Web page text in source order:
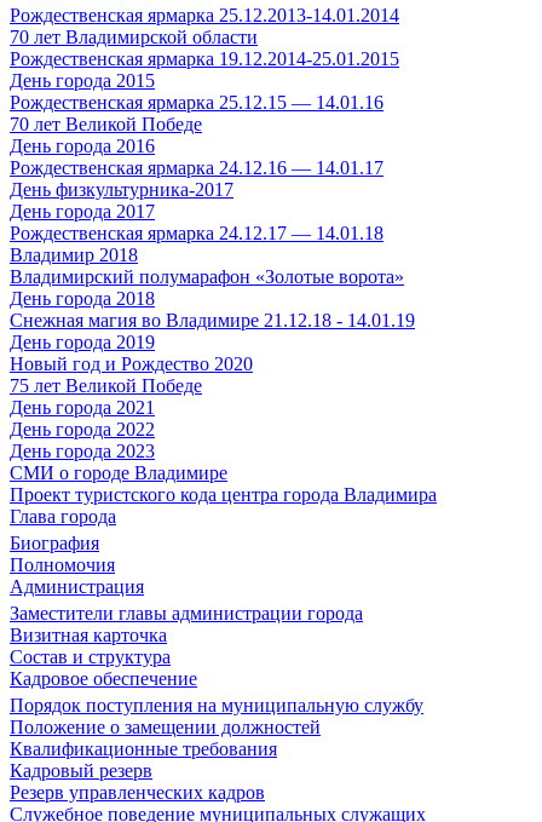
Рождественская ярмарка 25.12.2013-14.01.2014
70 лет Владимирской области
Рождественская ярмарка 19.12.2014-25.01.2015
День города 2015
Рождественская ярмарка 25.12.15 — 14.01.16
70 лет Великой Победе
День города 2016
Рождественская ярмарка 24.12.16 — 14.01.17
День физкультурника-2017
День города 2017
Рождественская ярмарка 24.12.17 — 14.01.18
Владимир 2018
Владимирский полумарафон «Золотые ворота»
День города 2018
Снежная магия во Владимире 21.12.18 - 14.01.19
День города 2019
Новый год и Рождество 2020
75 лет Великой Победе
День города 2021
День города 2022
День города 2023
СМИ о городе Владимире
Проект туристского кода центра города Владимира
Глава города
Биография
Полномочия
Администрация
Заместители главы администрации города
Визитная карточка
Состав и структура
Кадровое обеспечение
Порядок поступления на муниципальную службу
Положение о замещении должностей
Квалификационные требования
Кадровый резерв
Резерв управленческих кадров
Служебное поведение муниципальных служащих